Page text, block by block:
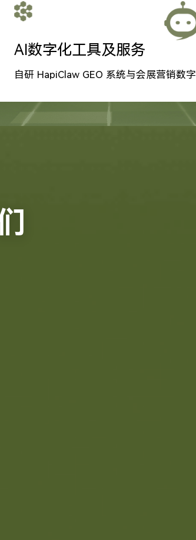
AI数字化工具及服务
自研 HapiClaw GEO 系统与会展营销数字